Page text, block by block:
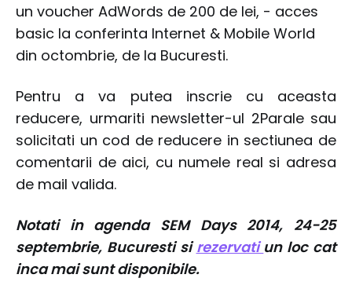
un voucher AdWords de 200 de lei, - acces
basic la conferinta Internet & Mobile World
din octombrie, de la Bucuresti.
Pentru a va putea inscrie cu aceasta
reducere, urmariti newsletter-ul 2Parale sau
solicitati un cod de reducere in sectiunea de
comentarii de aici, cu numele real si adresa
de mail valida.
Notati in agenda SEM Days 2014, 24-25
septembrie, Bucuresti sirezervati un loc cat
inca mai sunt disponibile.